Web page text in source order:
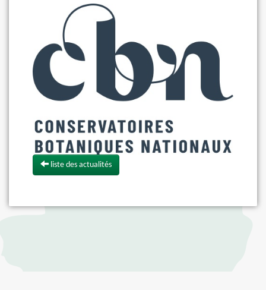
liste des actualités